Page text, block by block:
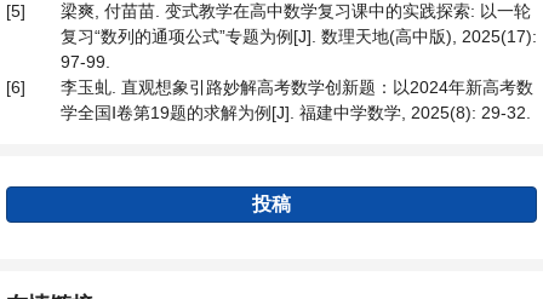
[5]
梁爽, 付苗苗. 变式教学在高中数学复习课中的实践探索: 以一轮
复习“数列的通项公式”专题为例[J]. 数理天地(高中版), 2025(17):
97-99.
[6]
李玉虬. 直观想象引路妙解高考数学创新题：以2024年新高考数
学全国Ⅰ卷第19题的求解为例[J]. 福建中学数学, 2025(8): 29-32.
投稿